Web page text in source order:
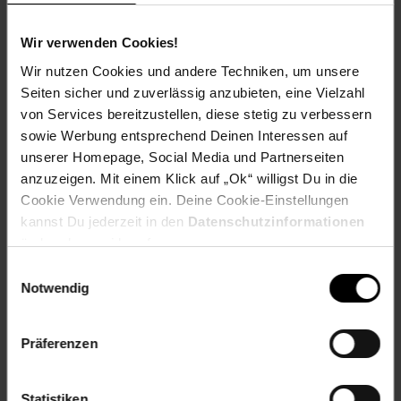
Wir verwenden Cookies!
Wir nutzen Cookies und andere Techniken, um unsere
Seiten sicher und zuverlässig anzubieten, eine Vielzahl
von Services bereitzustellen, diese stetig zu verbessern
sowie Werbung entsprechend Deinen Interessen auf
unserer Homepage, Social Media und Partnerseiten
anzuzeigen. Mit einem Klick auf „Ok“ willigst Du in die
Cookie Verwendung ein. Deine Cookie-Einstellungen
kannst Du jederzeit in den Datenschutzinformationen
ändern bzw. widerrufen.
Notwendig
Präferenzen
VIER EINZIGARTIGE KLASSEN - Erstelle und individualisiere
Klassen aus. Jede Klasse bietet ihre ganz eigenen
Fähigkeiten, um deinen Spielstil zu definieren.
SAMMLE & PASSE DICH AN - Erstelle und verbessere
deinen Outrider mit zahllosen, modifizierbaren Waffen und
Ausrüstung und lasse dabei immer mehr deine
Menschlichkeit zurück.
Medienanzahl:1
Sprache/Untertitel:Englisch
Kein Warnhinweis zutreffend.
Artikel gehört zur Kategorie: